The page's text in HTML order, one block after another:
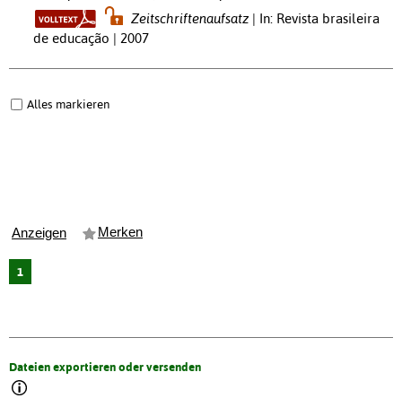
Zeitschriftenaufsatz
In: Revista brasileira
de educação | 2007
Alles markieren
Anzeigen Merken
1
Dateien exportieren oder versenden